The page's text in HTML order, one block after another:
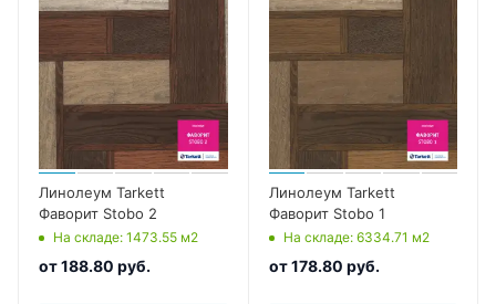
Линолеум Tarkett
Фаворит Stobo 2
На складе: 1473.55 м2
от188.80 руб.
Линолеум Tarkett
Фаворит Stobo 1
На складе: 6334.71 м2
от178.80 руб.